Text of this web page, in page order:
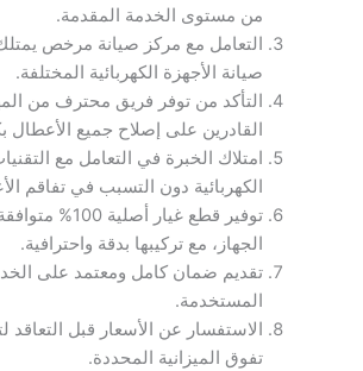
من مستوى الخدمة المقدمة.
التعامل مع مركز صيانة مرخص
صيانة الأجهزة الكهربائية المختلفة.
التأكد من توفر فريق محترف من
القادرين على إصلاح جميع الأعطال
امتلاك الخبرة في التعامل مع
الكهربائية دون التسبب في تفاقم
توفير قطع غيار
الجهاز، مع تركيبها بدقة واحترافية.
تقديم ضمان كامل ومعتمد على
المستخدمة.
الاستفسار عن الأسعار قبل التعاقد
تفوق الميزانية المحددة.